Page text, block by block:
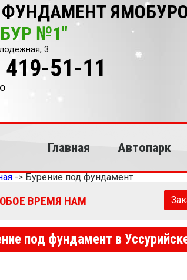
№1"
3
51-11
Главная Автопарк
-> Бурение под фундамент
ВРЕМЯ НАМ
под фундамент в